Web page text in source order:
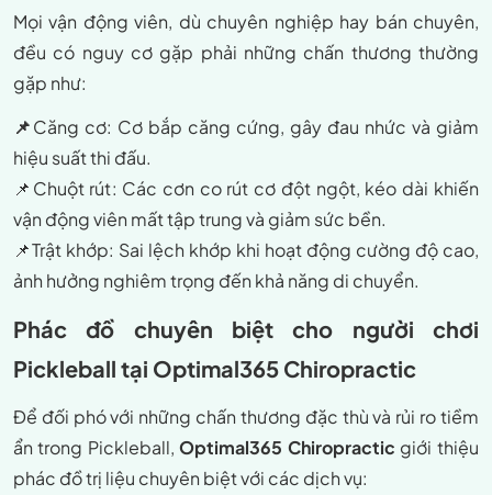
Mọi vận động viên, dù chuyên nghiệp hay bán chuyên,
đều có nguy cơ gặp phải những chấn thương thường
gặp như:
📌Căng cơ: Cơ bắp căng cứng, gây đau nhức và giảm
hiệu suất thi đấu.
📌 Chuột rút: Các cơn co rút cơ đột ngột, kéo dài khiến
vận động viên mất tập trung và giảm sức bền.
📌Trật khớp: Sai lệch khớp khi hoạt động cường độ cao,
ảnh hưởng nghiêm trọng đến khả năng di chuyển.
Phác đồ chuyên biệt cho người chơi
Pickleball tại Optimal365 Chiropractic
Để đối phó với những chấn thương đặc thù và rủi ro tiềm
ẩn trong Pickleball,Optimal365 Chiropractic giới thiệu
phác đồ trị liệu chuyên biệtvới các dịch vụ: